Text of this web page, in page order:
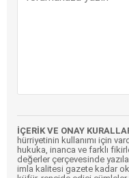
İÇERİK VE ONAY
hürriyetinin kullanımı için
hukuka, inanca ve farklı
değerler çerçevesinde
imla kalitesi gazete kadar